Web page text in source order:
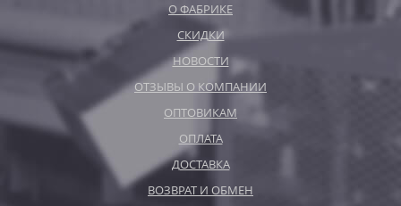
О ФАБРИКЕ
СКИДКИ
НОВОСТИ
ОТЗЫВЫ О КОМПАНИИ
ОПТОВИКАМ
ОПЛАТА
ДОСТАВКА
ВОЗВРАТ И ОБМЕН